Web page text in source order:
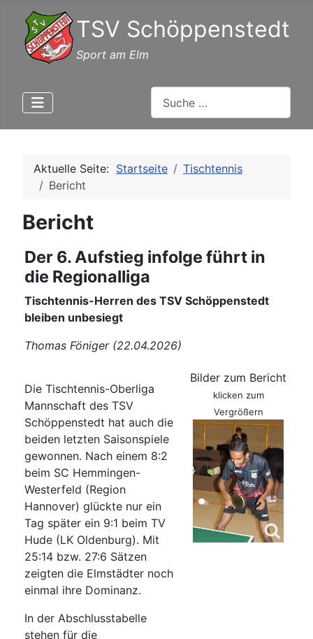
TSV Schöppenstedt
Sport am Elm
Aktuelle Seite: Startseite
Tischtennis
Bericht
Bericht
Der 6. Aufstieg infolge führt in
die Regionalliga
Tischtennis-Herren des TSV Schöppenstedt
bleiben unbesiegt
Thomas Föniger (22.04.2026)
Die Tischtennis-Oberliga
Mannschaft des TSV
Schöppenstedt hat auch die
beiden letzten Saisonspiele
gewonnen. Nach einem 8:2
beim SC Hemmingen-
Westerfeld (Region
Hannover) glückte nur ein
Tag später ein 9:1 beim TV
Hude (LK Oldenburg). Mit
25:14 bzw. 27:6 Sätzen
zeigten die Elmstädter noch
einmal ihre Dominanz.
In der Abschlusstabelle
stehen für die
Bilder zum Bericht
klicken zum
Vergrößern